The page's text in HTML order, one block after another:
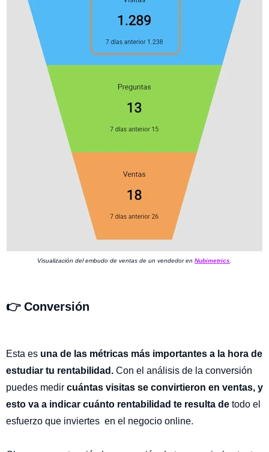
Visualización del embudo de ventas de un vendedor en Nubimetrics
👉 Conversión
Esta es una de las métricas más importantes a la hora de
estudiar tu rentabilidad. Con el análisis de la conversión
puedes medir cuántas visitas se convirtieron en ventas, y
esto va a indicar cuánto rentabilidad te resulta de todo el
esfuerzo que inviertes en el negocio online.